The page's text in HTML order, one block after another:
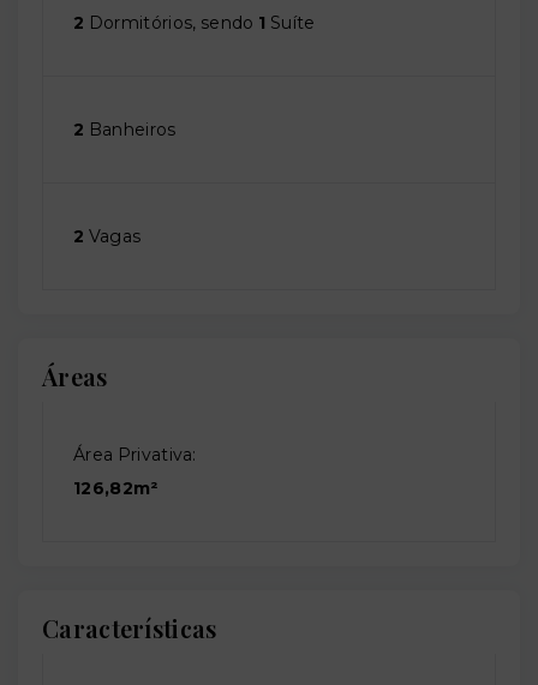
2 Dormitórios, sendo 1 Suíte
2 Banheiros
2 Vagas
Áreas
Área Privativa:
126,82m²
Características